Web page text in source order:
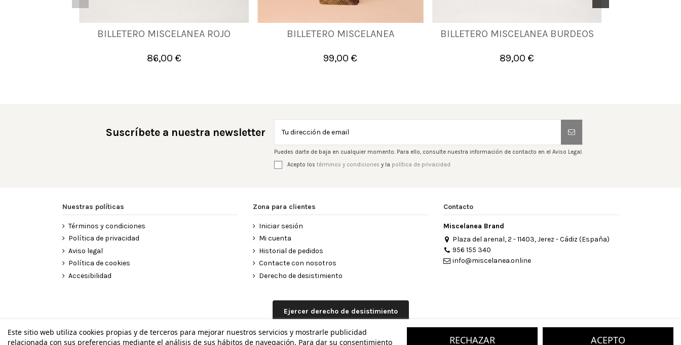
BILLETERO MISCELANEA ROJO
86,00 €
UNICA
Añadir al carrito
BILLETERO MISCELANEA
99,00 €
UNICA
Añadir al carrito
BILLETERO MISCELANEA BURDEOS
89,00 €
UNICA
Añadir al carrito
Suscríbete a nuestra newsletter
Puedes darte de baja en cualquier momento. Para ello, consulte nuestra información de contacto en el Aviso Legal.
Acepto los términos y condiciones y la política de privacidad
Nuestras políticas
Términos y condiciones
Política de privacidad
Aviso legal
Política de cookies
Accesibilidad
Zona para clientes
Iniciar sesión
Mi cuenta
Historial de pedidos
Contacte con nosotros
Derecho de desistimiento
Contacto
Miscelanea Brand
Plaza del arenal, 2 - 11403, Jerez - Cádiz (España)
956 155 340
info@miscelanea.online
Este sitio web utiliza cookies propias y de terceros para mejorar nuestros servicios y mostrarle publicidad
relacionada con sus preferencias mediante el análisis de sus hábitos de navegación. Para dar su consentimiento
RECHAZAR ACEPTO
Ejercer derecho de desistimiento